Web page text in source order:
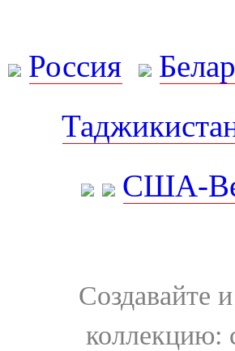
Россия
США-
Создавайте
коллекцию: